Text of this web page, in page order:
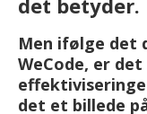
det betyder.
Men ifølge det
WeCode, er
det et billede